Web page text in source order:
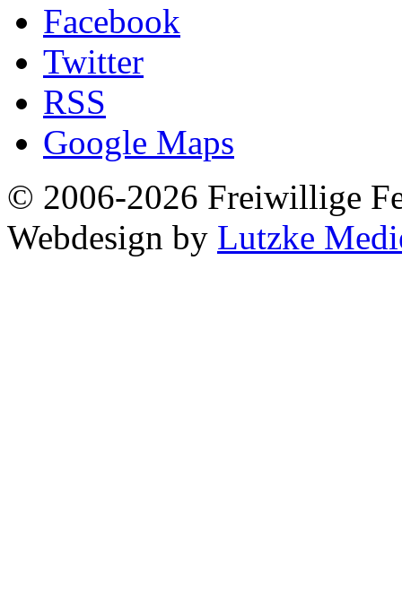
Facebook
Twitter
RSS
Google Maps
© 2006-2026 Freiwillige
Webdesign by Lutzke